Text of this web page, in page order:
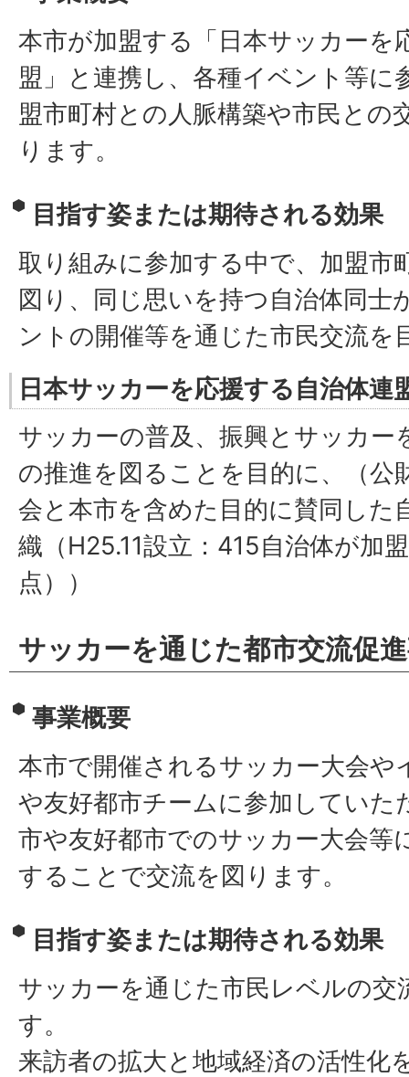
本市が加盟する「日本サッカーを
盟」と連携し、各種イベント等に
盟市町村との人脈構築や市民との
ります。
目指す姿または期待される効果
取り組みに参加する中で、加盟市
図り、同じ思いを持つ自治体同士
ントの開催等を通じた市民交流を
日本サッカーを応援する自治体連
サッカーの普及、振興とサッカー
の推進を図ることを目的に、（公
会と本市を含めた目的に賛同した
織（H25.11設立：415自治体が加
点））
サッカーを通じた都市交流促
事業概要
本市で開催されるサッカー大会や
や友好都市チームに参加していた
市や友好都市でのサッカー大会等
することで交流を図ります。
目指す姿または期待される効果
サッカーを通じた市民レベルの交
す。
来訪者の拡大と地域経済の活性化